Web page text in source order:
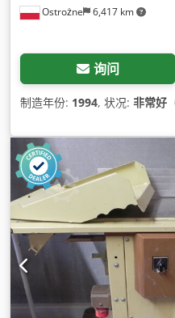
Ostrożne 6,417 km
询问
制造年份: 1994, 状况: 非常好